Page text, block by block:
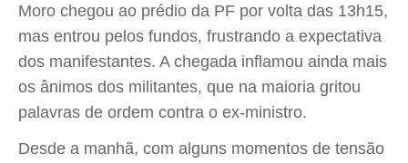
Moro chegou ao prédio da PF por volta das 13h15,
mas entrou pelos fundos, frustrando a expectativa
dos manifestantes. A chegada inflamou ainda mais
os ânimos dos militantes, que na maioria gritou
palavras de ordem contra o ex-ministro.
Desde a manhã, com alguns momentos de tensão